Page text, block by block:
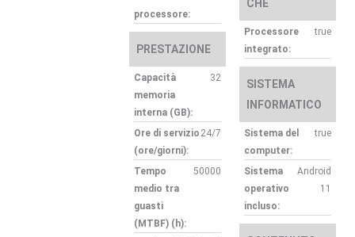
processore:
PRESTAZIONE
Capacità
memoria
interna (GB):
32
Ore di servizio
(ore/giorni):
24/7
Tempo
medio tra
guasti
(MTBF) (h):
50000
CHE
Processore
integrato:
true
SISTEMA
INFORMATICO
Sistema del
computer:
true
Sistema
operativo
incluso:
Android
11